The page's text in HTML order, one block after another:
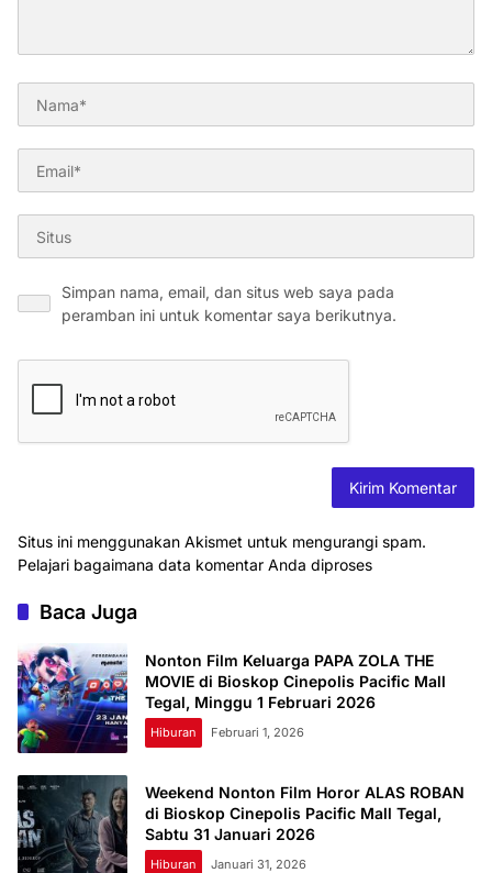
Simpan nama, email, dan situs web saya pada
peramban ini untuk komentar saya berikutnya.
Situs ini menggunakan Akismet untuk mengurangi spam.
Pelajari bagaimana data komentar Anda diproses
Baca Juga
Nonton Film Keluarga PAPA ZOLA THE
MOVIE di Bioskop Cinepolis Pacific Mall
Tegal, Minggu 1 Februari 2026
Hiburan Februari 1, 2026
Weekend Nonton Film Horor ALAS ROBAN
di Bioskop Cinepolis Pacific Mall Tegal,
Sabtu 31 Januari 2026
Hiburan Januari 31, 2026